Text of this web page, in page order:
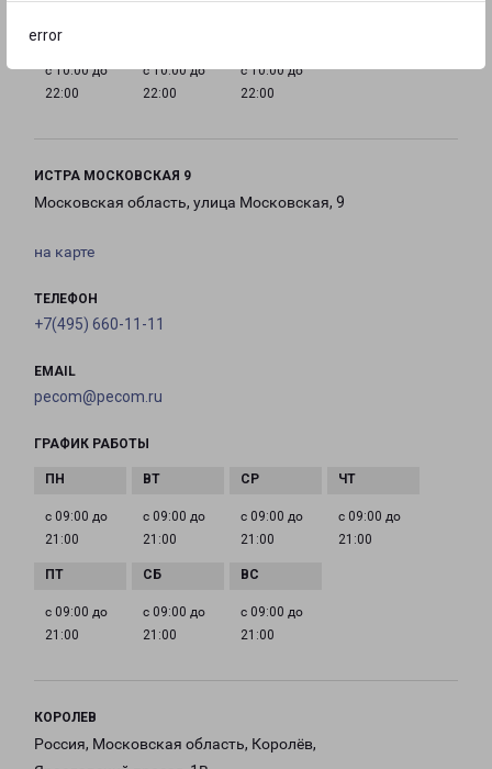
error
с 10:00 до
22:00
с 10:00 до
22:00
с 10:00 до
22:00
ИСТРА МОСКОВСКАЯ 9
Московская область, улица Московская, 9
на карте
ТЕЛЕФОН
+7(495) 660-11-11
EMAIL
pecom@pecom.ru
ГРАФИК РАБОТЫ
с 09:00 до
21:00
с 09:00 до
21:00
с 09:00 до
21:00
с 09:00 до
21:00
с 09:00 до
21:00
с 09:00 до
21:00
с 09:00 до
21:00
КОРОЛЕВ
Россия, Московская область, Королёв,